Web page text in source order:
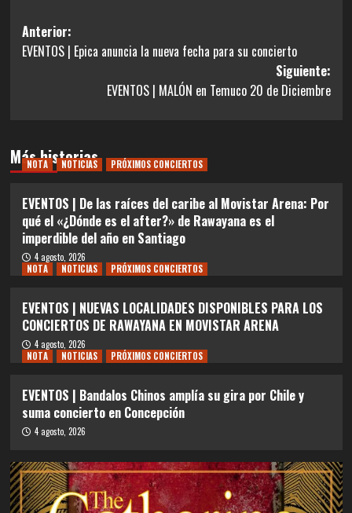
Navegación
de
Anterior:
EVENTOS | Epica anuncia la nueva fecha para su concierto
Siguiente:
EVENTOS | MALÓN en Temuco 20 de Diciembre
Más historias
NOTA NOTICIAS PRÓXIMOS CONCIERTOS
EVENTOS | De las raíces del caribe al Movistar Arena: Por
qué el «¿Dónde es el after?» de Rawayana es el
imperdible del año en Santiago
4 agosto, 2026
NOTA
NOTICIAS PRÓXIMOS CONCIERTOS
EVENTOS | NUEVAS LOCALIDADES DISPONIBLES PARA LOS
CONCIERTOS DE RAWAYANA EN MOVISTAR ARENA
4 agosto, 2026
NOTA
NOTICIAS PRÓXIMOS CONCIERTOS
EVENTOS | Bandalos Chinos amplía su gira por Chile y
suma concierto en Concepción
4 agosto, 2026